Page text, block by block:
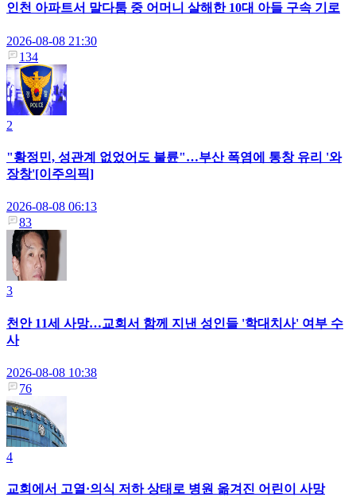
인천 아파트서 말다툼 중 어머니 살해한 10대 아들 구속 기로
2026-08-08 21:30
134
2
"황정민, 성관계 없었어도 불륜"…부산 폭염에 통창 유리 '와
장창'[이주의픽]
2026-08-08 06:13
83
3
천안 11세 사망…교회서 함께 지낸 성인들 '학대치사' 여부 수
사
2026-08-08 10:38
76
4
교회에서 고열·의식 저하 상태로 병원 옮겨진 어린이 사망